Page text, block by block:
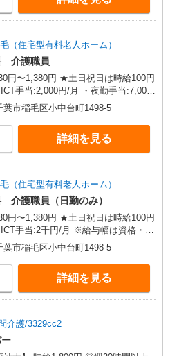
（住宅型有料老人ホーム）
介護職員
円 ★土日祝日は時給100円
手当:2,000円/月 ・夜勤手当:7,000
程度） ※給与幅は資格・経験等によ
葉市稲毛区小中台町1498-5
詳細を見る
（住宅型有料老人ホーム）
介護職員（日勤のみ）
円 ★土日祝日は時給100円
手当:2千円/月 ※給与幅は資格・経
葉市稲毛区小中台町1498-5
詳細を見る
護/3329cc2